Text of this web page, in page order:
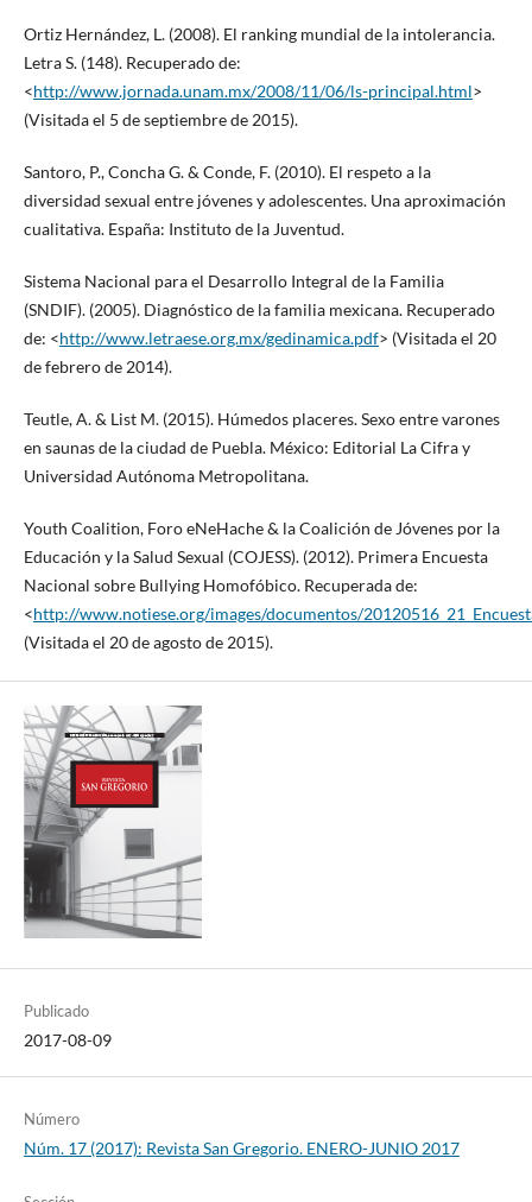
Ortiz Hernández, L. (2008). El ranking mundial de la intolerancia.
Letra S. (148). Recuperado de:
<http://www.jornada.unam.mx/2008/11/06/ls-principal.html>
(Visitada el 5 de septiembre de 2015).
Santoro, P., Concha G. & Conde, F. (2010). El respeto a la
diversidad sexual entre jóvenes y adolescentes. Una aproximación
cualitativa. España: Instituto de la Juventud.
Sistema Nacional para el Desarrollo Integral de la Familia
(SNDIF). (2005). Diagnóstico de la familia mexicana. Recuperado
de: <http://www.letraese.org.mx/gedinamica.pdf> (Visitada el 20
de febrero de 2014).
Teutle, A. & List M. (2015). Húmedos placeres. Sexo entre varones
en saunas de la ciudad de Puebla. México: Editorial La Cifra y
Universidad Autónoma Metropolitana.
Youth Coalition, Foro eNeHache & la Coalición de Jóvenes por la
Educación y la Salud Sexual (COJESS). (2012). Primera Encuesta
Nacional sobre Bullying Homofóbico. Recuperada de:
<http://www.notiese.org/images/documentos/
(Visitada el 20 de agosto de 2015).
Publicado
2017-08-09
Número
Núm. 17 (2017): Revista San Gregorio. ENERO-JUNIO 2017